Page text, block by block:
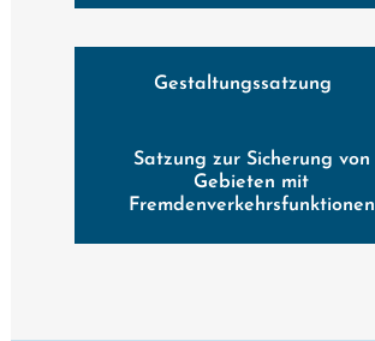
Gestaltungssatzung
Satzung zur Sicherung von
Gebieten mit
Fremdenverkehrsfunktionen